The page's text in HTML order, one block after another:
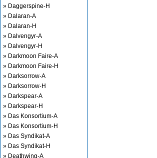
» Daggerspine-H
» Dalaran-A
» Dalaran-H
» Dalvengyr-A
» Dalvengyr-H
» Darkmoon Faire-A
» Darkmoon Faire-H
» Darksorrow-A
» Darksorrow-H
» Darkspear-A
» Darkspear-H
» Das Konsortium-A
» Das Konsortium-H
» Das Syndikat-A
» Das Syndikat-H
» Deathwing-A